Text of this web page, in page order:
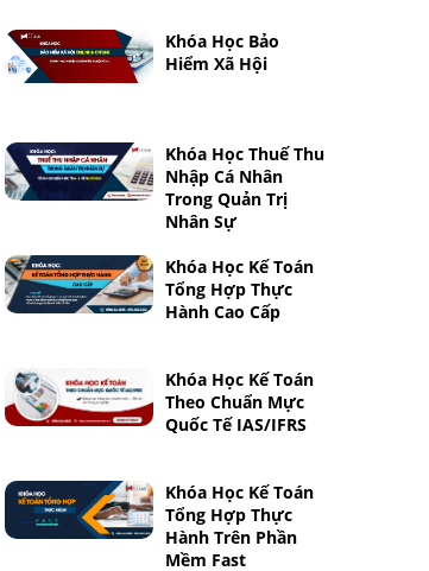
Khóa Học Bảo
Hiểm Xã Hội
Khóa Học Thuế Thu
Nhập Cá Nhân
Trong Quản Trị
Nhân Sự
Khóa Học Kế Toán
Tổng Hợp Thực
Hành Cao Cấp
Khóa Học Kế Toán
Theo Chuẩn Mực
Quốc Tế IAS/IFRS
Khóa Học Kế Toán
Tổng Hợp Thực
Hành Trên Phần
Mềm Fast